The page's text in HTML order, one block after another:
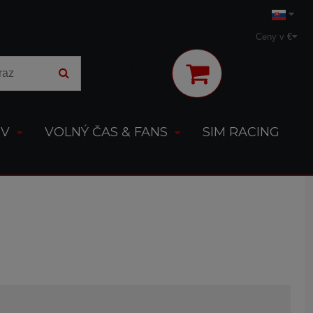
Ceny v €
VOLNÝ ČAS & FANS
SIM RACING